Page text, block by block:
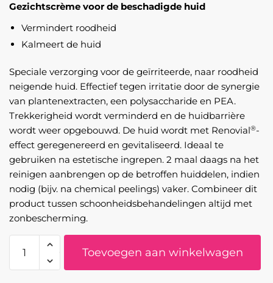
Gezichtscrème voor de beschadigde huid
Vermindert roodheid
Kalmeert de huid
Speciale verzorging voor de geïrriteerde, naar roodheid
neigende huid. Effectief tegen irritatie door de synergie
van plantenextracten, een polysaccharide en PEA.
Trekkerigheid wordt verminderd en de huidbarrière
wordt weer opgebouwd. De huid wordt met Renovial®-
effect geregenereerd en gevitaliseerd. Ideaal te
gebruiken na estetische ingrepen. 2 maal daags na het
reinigen aanbrengen op de betroffen huiddelen, indien
nodig (bijv. na chemical peelings) vaker. Combineer dit
product tussen schoonheidsbehandelingen altijd met
zonbescherming.
BarrioPro
Barrier-
building
Toevoegen aan winkelwagen